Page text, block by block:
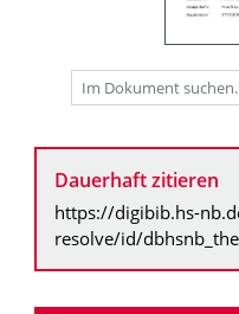
Dauerhaft zitieren
https://digibib.hs-
resolve/id/